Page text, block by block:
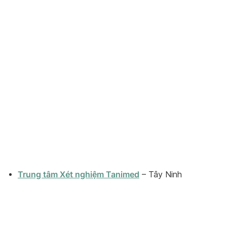
Trung tâm Xét nghiệm Tanimed – Tây Ninh